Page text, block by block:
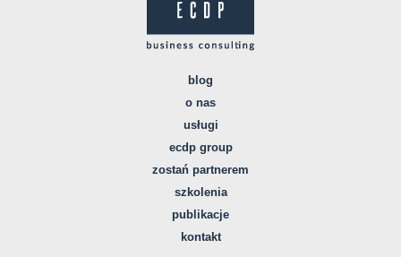
blog
o nas
usługi
ecdp group
zostań partnerem
szkolenia
publikacje
kontakt